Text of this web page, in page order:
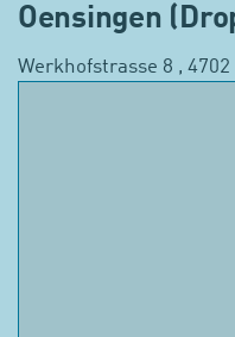
Oensingen
Werkhofstrasse 8 , 4702